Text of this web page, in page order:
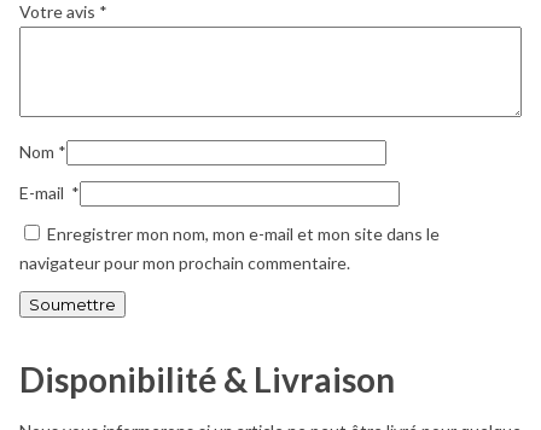
Votre avis *
Nom *
E-mail *
Enregistrer mon nom, mon e-mail et mon site dans le
navigateur pour mon prochain commentaire.
Disponibilité & Livraison